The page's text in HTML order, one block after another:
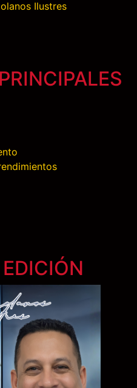
Ilustres